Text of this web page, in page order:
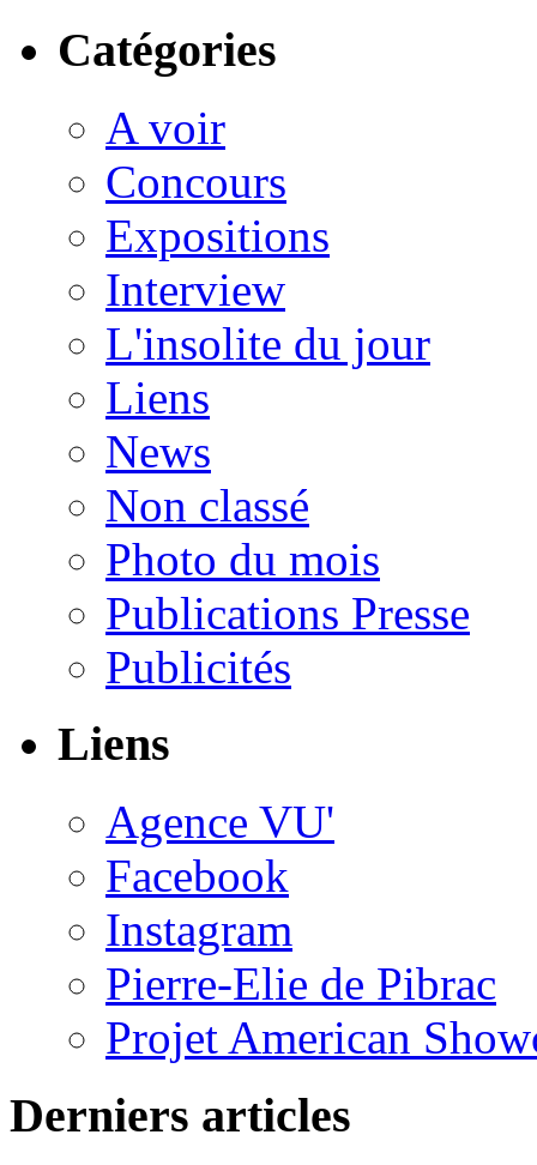
Catégories
A voir
Concours
Expositions
Interview
L'insolite du jour
Liens
News
Non classé
Photo du mois
Publications Presse
Publicités
Liens
Agence VU'
Facebook
Instagram
Pierre-Elie de Pibrac
Projet American
Derniers articles